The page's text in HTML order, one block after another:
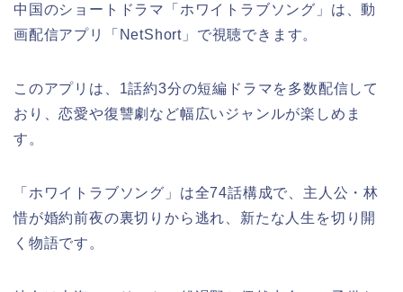
中国のショートドラマ「ホワイトラブソング」は、動
画配信アプリ「NetShort」で視聴できます。
このアプリは、1話約3分の短編ドラマを多数配信して
おり、恋愛や復讐劇など幅広いジャンルが楽しめま
す。
「ホワイトラブソング」は全74話構成で、主人公・林
惜が婚約前夜の裏切りから逃れ、新たな人生を切り開
く物語です。